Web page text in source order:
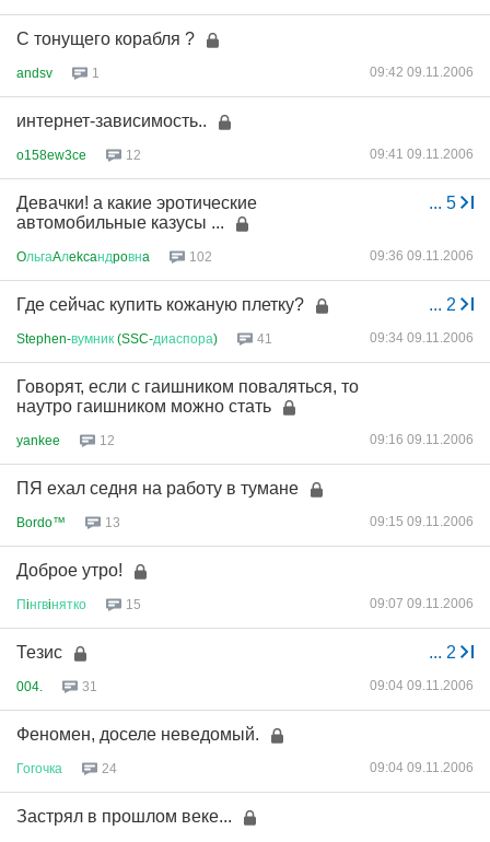
С тонущего корабля ?
andsv 1 09:42 09.11.2006
интернет-зависимость..
o158ew3ce 12 09:41 09.11.2006
... 5
Девачки! а какие эротические
автомобильные казусы ...
OльгаAлekcaндpoвнa 102 09:36 09.11.2006
... 2
Где сейчас купить кожаную плетку?
Stephen-вумник (SSC-диаспора) 41 09:34 09.11.2006
Говорят, если с гаишником поваляться, то
наутро гаишником можно стать
yankee 12 09:16 09.11.2006
ПЯ ехал седня на работу в тумане
Bordo™ 13 09:15 09.11.2006
Доброе утро!
Пiнгвiнятко 15 09:07 09.11.2006
... 2
Тезис
004. 31 09:04 09.11.2006
Феномен, доселе неведомый.
Гогочка 24 09:04 09.11.2006
Застрял в прошлом веке...